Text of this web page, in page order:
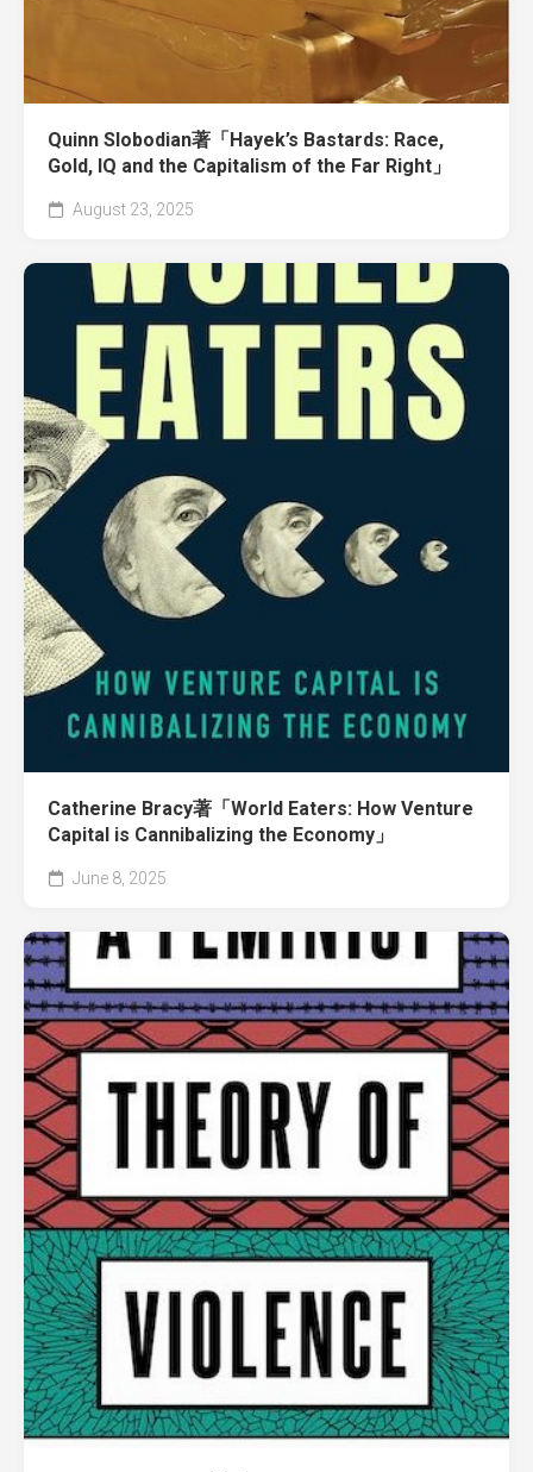
Quinn Slobodian著「Hayek’s Bastards: Race,
Gold, IQ and the Capitalism of the Far Right」
August 23, 2025
Catherine Bracy著「World Eaters: How Venture
Capital is Cannibalizing the Economy」
June 8, 2025